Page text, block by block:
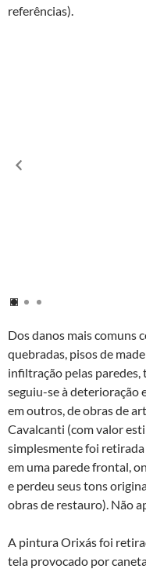
referências).
Dos danos mais comuns
quebradas, pisos de
infiltração pelas paredes,
seguiu-se à deterioração
em outros, de obras de
Cavalcanti (com valor
simplesmente foi
em uma parede frontal,
e perdeu seus tons
obras de restauro). Não
A pintura Orixás foi
tela provocado por